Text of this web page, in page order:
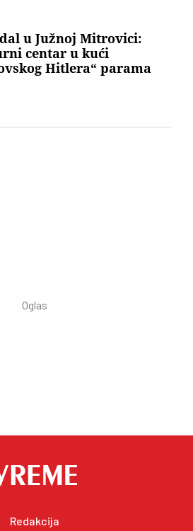
u Južnoj Mitrovici:
centar u kući
Hitlera“ parama
Redakcija